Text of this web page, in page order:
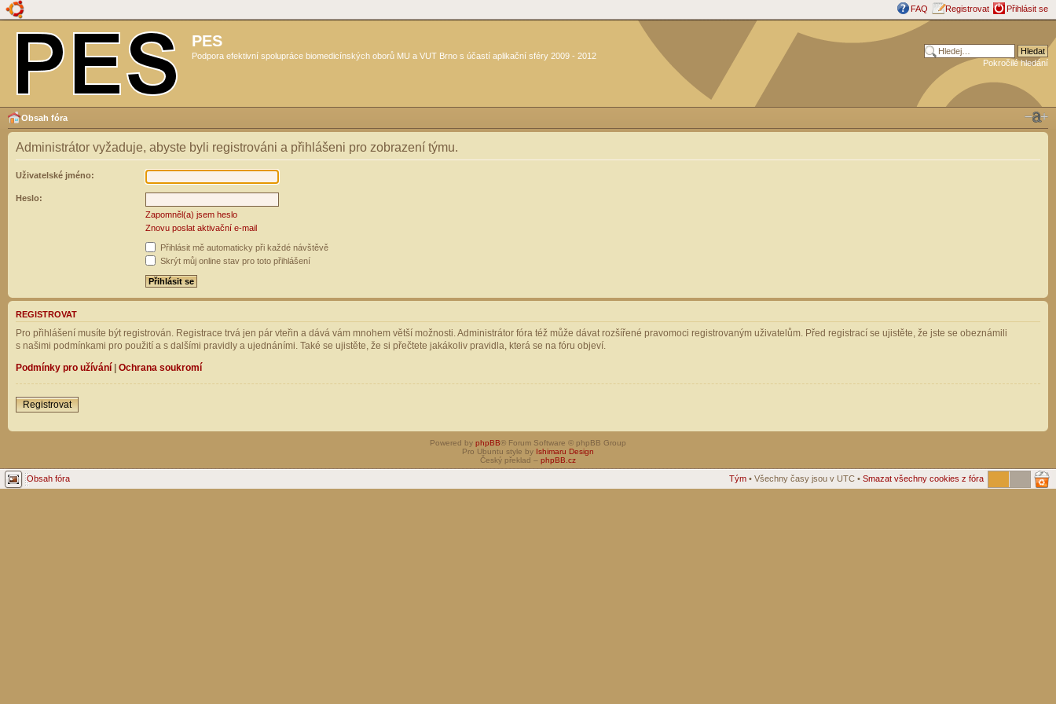
FAQ Registrovat Přihlásit se
PES
Podpora efektivní spolupráce biomedicínských oborů MU a VUT Brno s účastí aplikační sféry 2009 - 2012
Pokročilé hledání
Obsah fóra
Administrátor vyžaduje, abyste byli registrováni a přihlášeni pro zobrazení týmu.
Uživatelské jméno:
Heslo:
Zapomněl(a) jsem heslo
Znovu poslat aktivační e-mail
Přihlásit mě automaticky při každé návštěvě
Skrýt můj online stav pro toto přihlášení
REGISTROVAT
Pro přihlášení musíte být registrován. Registrace trvá jen pár vteřin a dává vám mnohem větší možnosti. Administrátor fóra též může dávat rozšířené pravomoci registrovaným uživatelům. Před registrací se ujistěte, že jste se obeznámili
s našimi podmínkami pro použití a s dalšími pravidly a ujednáními. Také se ujistěte, že si přečtete jakákoliv pravidla, která se na fóru objeví.
Podmínky pro užívání | Ochrana soukromí
Registrovat
Powered by phpBB® Forum Software © phpBB Group
Pro Ubuntu style by Ishimaru Design
Český překlad – phpBB.cz
Obsah fóra Tým • Všechny časy jsou v UTC • Smazat všechny cookies z fóra